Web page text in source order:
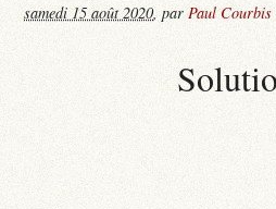
samedi 15 août 2020,parPaul Courbis